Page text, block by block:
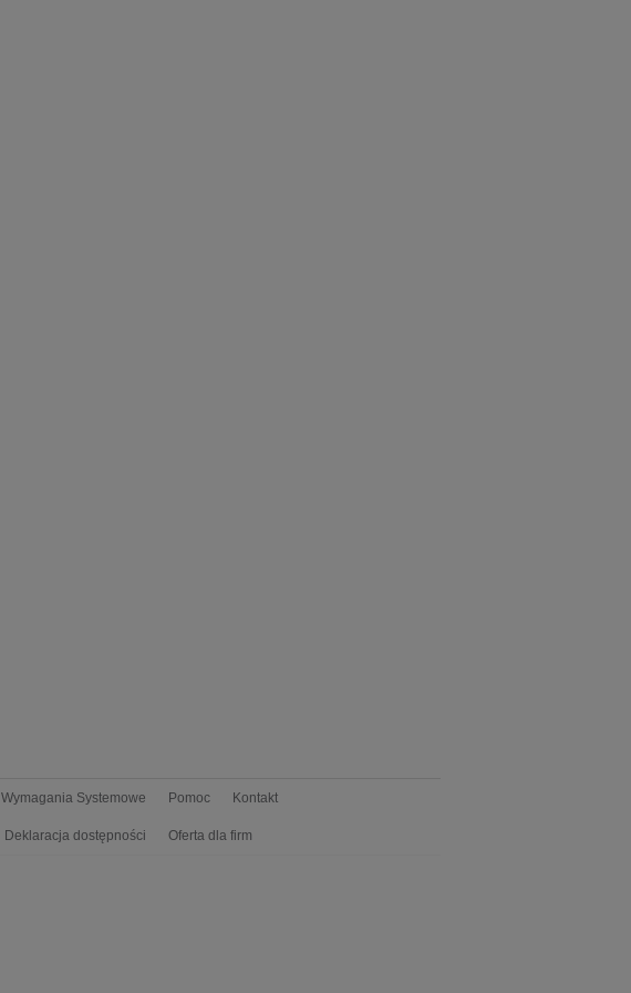
Wymagania Systemowe Pomoc Kontakt
Deklaracja dostępności Oferta dla firm